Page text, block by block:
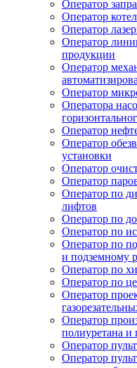
Оператор
Оператор
Оператор
Оператор
продукции
Оператор
Оператор
Оператора
Оператор
Оператор
установки
Оператор
Оператор
Оператор по
лифтов
Оператор по
Оператор по
Оператор по
и подземному
Оператор по
Оператор по
Оператор
Оператор
полиуретана и
Оператор
Оператор